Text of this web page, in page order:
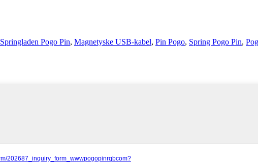
Springladen Pogo Pin, Magnetyske USB-kabel, Pin Pogo, Spring Pogo Pin,